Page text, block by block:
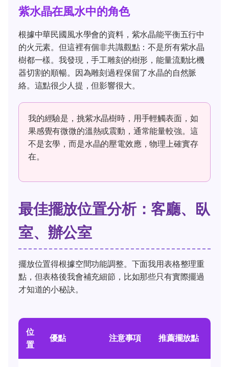
紫水晶在風水中的角色
根據中華民國風水學會的資料，紫水晶能平衡五行中
的火元素。但這裡有個非共識觀點：不是所有紫水晶
樹都一樣。我發現，手工雕刻的樹形，能量流動比機
器切割的順暢。因為雕刻過程保留了水晶的自然脈
絡。這點很少人提，但影響很大。
我的經驗是，挑紫水晶樹時，用手輕觸表面，如
果感覺有微微的溫熱或震動，通常能量較強。這
不是玄學，而是水晶的壓電效應，物理上確實存
在。
最佳擺放位置分析：客廳、臥
室、辦公室
擺放位置得根據空間功能調整。下面我用表格整理重
點，但表格後我會補充細節，比如那些只有實際擺過
才知道的小秘訣。
位
置
優點 注意事項 推薦擺放點